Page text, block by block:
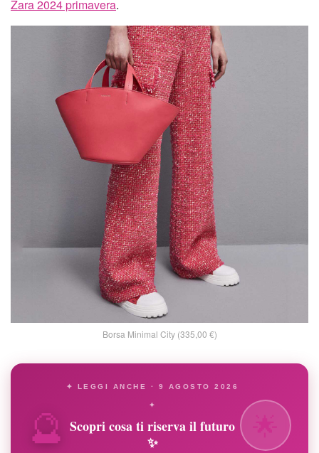
Zara 2024 primavera.
Borsa Minimal City (335,00 €)
🔮
✦ LEGGI ANCHE · 9 AGOSTO 2026
✦
Scopri cosa ti riserva il futuro
✨